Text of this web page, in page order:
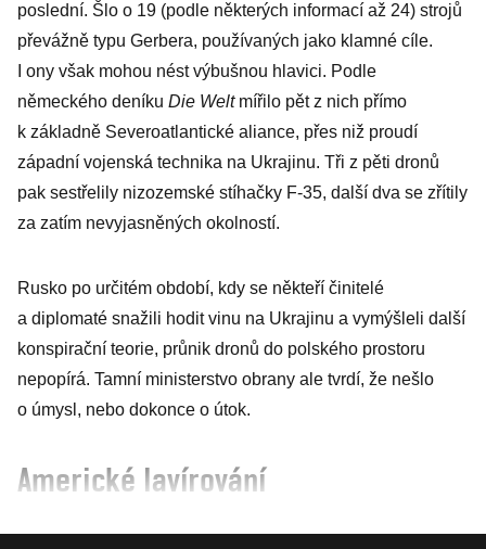
poslední. Šlo o 19 (podle některých informací až 24) strojů
převážně typu Gerbera, používaných jako klamné cíle.
I ony však mohou nést výbušnou hlavici. Podle
německého deníku Die Weltmířilo pět z nich přímo
k základně Severoatlantické aliance, přes niž proudí
západní vojenská technika na Ukrajinu. Tři z pěti dronů
pak sestřelily nizozemské stíhačky F-35, další dva se zřítily
za zatím nevyjasněných okolností.
Rusko po určitém období, kdy se někteří činitelé
a diplomaté snažili hodit vinu na Ukrajinu a vymýšleli další
konspirační teorie, průnik dronů do polského prostoru
nepopírá. Tamní ministerstvo obrany ale tvrdí, že nešlo
o úmysl, nebo dokonce o útok.
Americké lavírování